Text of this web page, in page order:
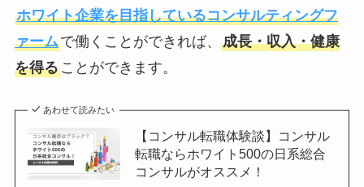
ホワイト企業を目指しているコンサルティングフ
ァームで働くことができれば、 成長・収入・健康
を得ることができます。
あわせて読みたい
【コンサル転職体験談】コンサル
転職ならホワイト500の日系総合
コンサルがオススメ！